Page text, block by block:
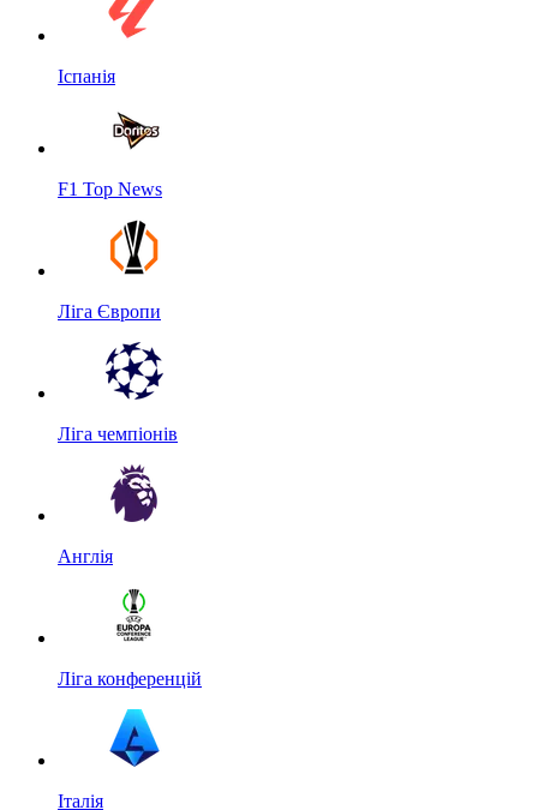
Іспанія
F1 Top News
Ліга Європи
Ліга чемпіонів
Англія
Ліга конференцій
Італія